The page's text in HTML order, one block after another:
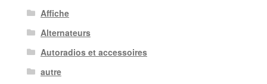
Affiche
Alternateurs
Autoradios et accessoires
autre